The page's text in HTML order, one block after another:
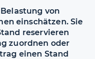
von
einschätzen. Sie
reservieren
zuordnen oder
einen Stand